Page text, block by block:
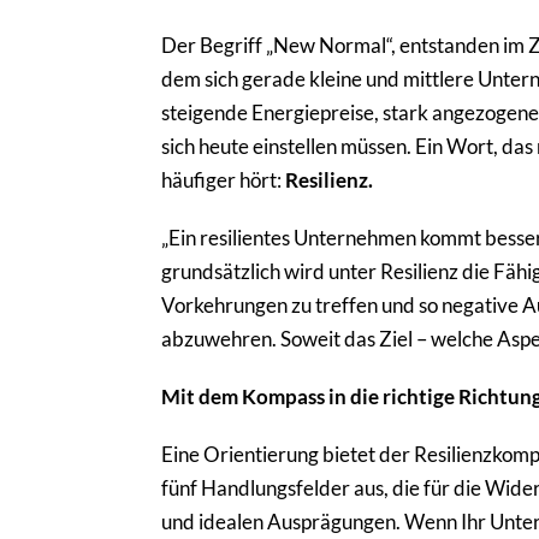
Der Begriff „New Normal“, entstanden
dem sich gerade kleine und mittlere
steigende Energiepreise, stark
sich heute einstellen müssen. Ein Wort,
häufiger hört:Resilienz.
„Ein resilientes Unternehmen kommt
grundsätzlich wird unter Resilienz die
Vorkehrungen zu treffen und so negative
abzuwehren. Soweit das Ziel – welche
Mit dem Kompass in die richtige
Eine Orientierung bietet der
fünf Handlungsfelder aus, die für die
und idealen Ausprägungen. Wenn Ihr